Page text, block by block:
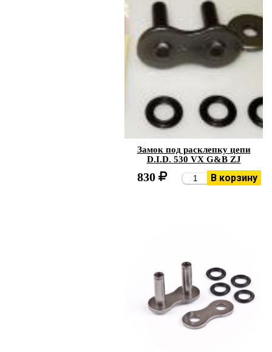
Замок под расклепку цепи
D.I.D. 530 VX G&B ZJ
830 В корзину